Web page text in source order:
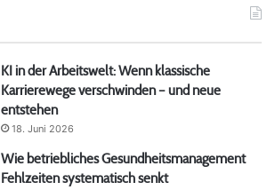
KI in der Arbeitswelt: Wenn klassische
Karrierewege verschwinden – und neue
entstehen
18. Juni 2026
Wie betriebliches Gesundheitsmanagement
Fehlzeiten systematisch senkt